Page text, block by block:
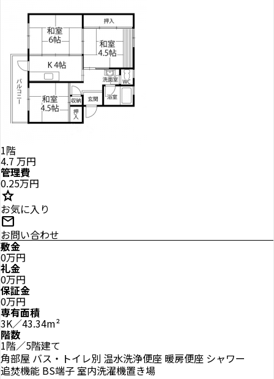
1階
4.7 万円
管理費
0.25万円
star
お気に入り
mail
お問い合わせ
敷金
0万円
礼金
0万円
保証金
0万円
専有面積
3K／43.34m²
階数
1階／5階建て
角部屋 バス・トイレ別 温水洗浄便座 暖房便座 シャワー
追焚機能 BS端子室内洗濯機置き場